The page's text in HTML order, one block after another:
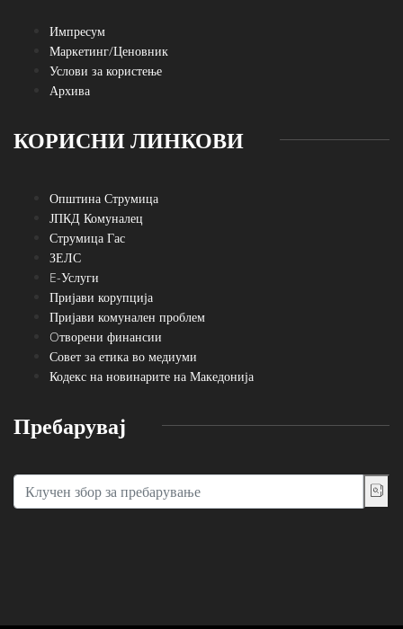
Импресум
Маркетинг/Ценовник
Услови за користење
Архива
КОРИСНИ ЛИНКОВИ
Општина Струмица
ЈПКД Комуналец
Струмица Гас
ЗЕЛС
E-Услуги
Пријави корупција
Пријави комунален проблем
Oтворени финансии
Совет за етика во медиуми
Кодекс на новинарите на Македонија
Пребарувај